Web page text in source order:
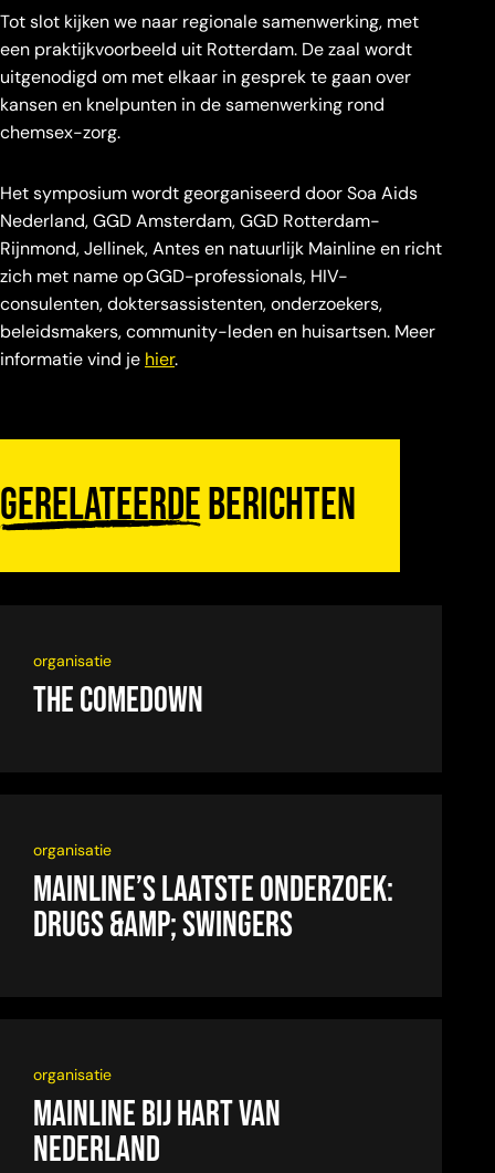
Tot slot kijken we naar regionale samenwerking, met
een praktijkvoorbeeld uit Rotterdam. De zaal wordt
uitgenodigd om met elkaar in gesprek te gaan over
kansen en knelpunten in de samenwerking rond
chemsex-zorg.
Het symposium wordt georganiseerd door Soa Aids
Nederland, GGD Amsterdam, GGD Rotterdam-
Rijnmond, Jellinek, Antes en natuurlijk Mainline en richt
zich met name op GGD-professionals, HIV-
consulenten, doktersassistenten, onderzoekers,
beleidsmakers, community-leden en huisartsen. Meer
informatie vind je hier.
Gerelateerdeberichten
organisatie
The Comedown
organisatie
Mainline’s laatste onderzoek:
drugs &amp; swingers
organisatie
Mainline bij Hart van
Nederland